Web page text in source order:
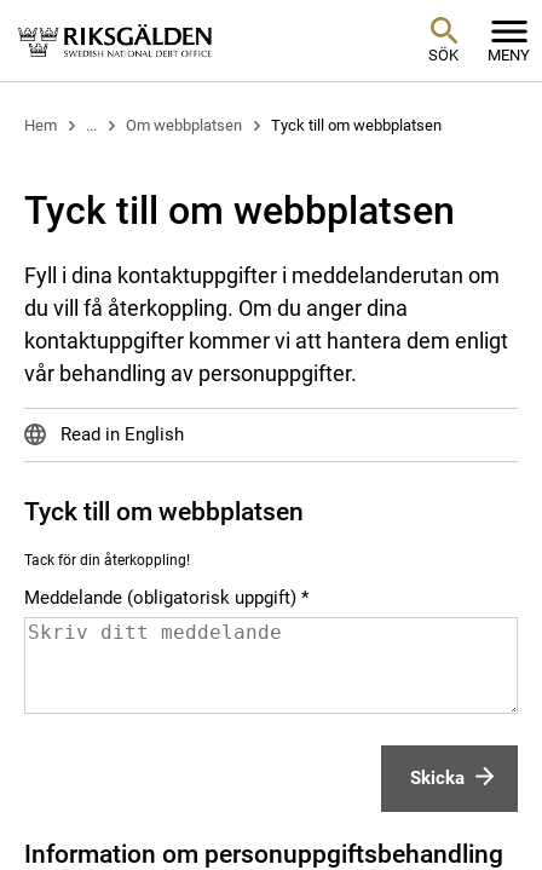
SÖK MENY
Hem ... Om webbplatsen Tyck till om webbplatsen
Tyck till om webbplatsen
Fyll i dina kontaktuppgifter i meddelanderutan om
du vill få återkoppling. Om du anger dina
kontaktuppgifter kommer vi att hantera dem enligt
vår behandling av personuppgifter.
Read in English
Tyck till om webbplatsen
Tack för din återkoppling!
Meddelande (obligatorisk uppgift)
Skicka
Information om personuppgiftsbehandling